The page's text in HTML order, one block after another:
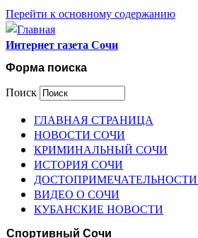
Перейти к основному содержанию
Интернет газета Сочи
Форма поиска
Поиск
ГЛАВНАЯ СТРАНИЦА
НОВОСТИ СОЧИ
КРИМИНАЛЬНЫЙ СОЧИ
ИСТОРИЯ СОЧИ
ВИДЕО О СОЧИ
КУБАНСКИЕ НОВОСТИ
Спортивный Сочи